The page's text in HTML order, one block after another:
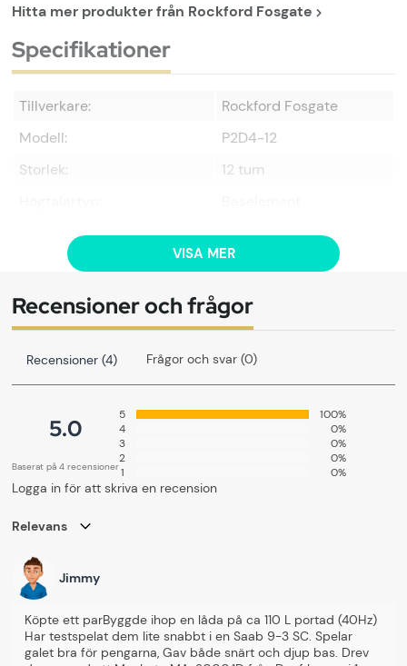
Hitta mer produkter från Rockford Fosgate
Specifikationer
Tillverkare:
Rockford Fosgate
Modell:
P2D4-12
Storlek:
12 tum
Effekttålighet MAX:
800 Watt
Effekttålighet RMS:
400 Watt
Känslighet:
Impedans:
2x4ohm
Monteringsdjup:
162mm
Monteringshål:
285mm
7kg
Manualer & dokument
Omdöme
0 0 (
Lämna omdöme
VISA MER
Recensioner och frågor
Recensioner (4) Frågor och svar (0)
5.0
Baserat på 4 recensioner
5
100%
4
0%
3
0%
2
0%
1
0%
Logga in för att skriva en recension
Relevans
Jimmy
Köpte ett parByggde ihop en låda på ca 110 L portad (40Hz)
Har testspelat dem lite snabbt i en Saab 9-3 SC. Spelar
galet bra för pengarna, Gav både snärt och djup bas. Drev